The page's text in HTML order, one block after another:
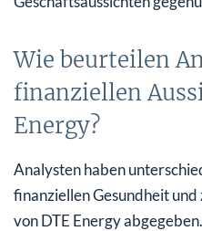
Wie beurteilen
finanziellen
Energy?
Analysten haben
finanziellen Gesundheit
von DTE Energy